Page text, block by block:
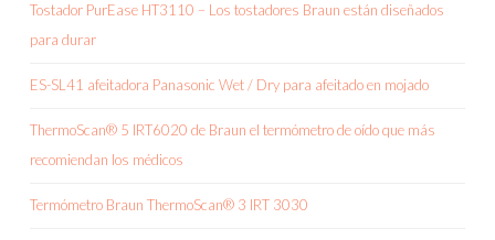
Tostador PurEase HT3110 – Los tostadores Braun están diseñados
para durar
ES-SL41 afeitadora Panasonic Wet / Dry para afeitado en mojado
ThermoScan® 5 IRT6020 de Braun el termómetro de oído que más
recomiendan los médicos
Termómetro Braun ThermoScan® 3 IRT 3030